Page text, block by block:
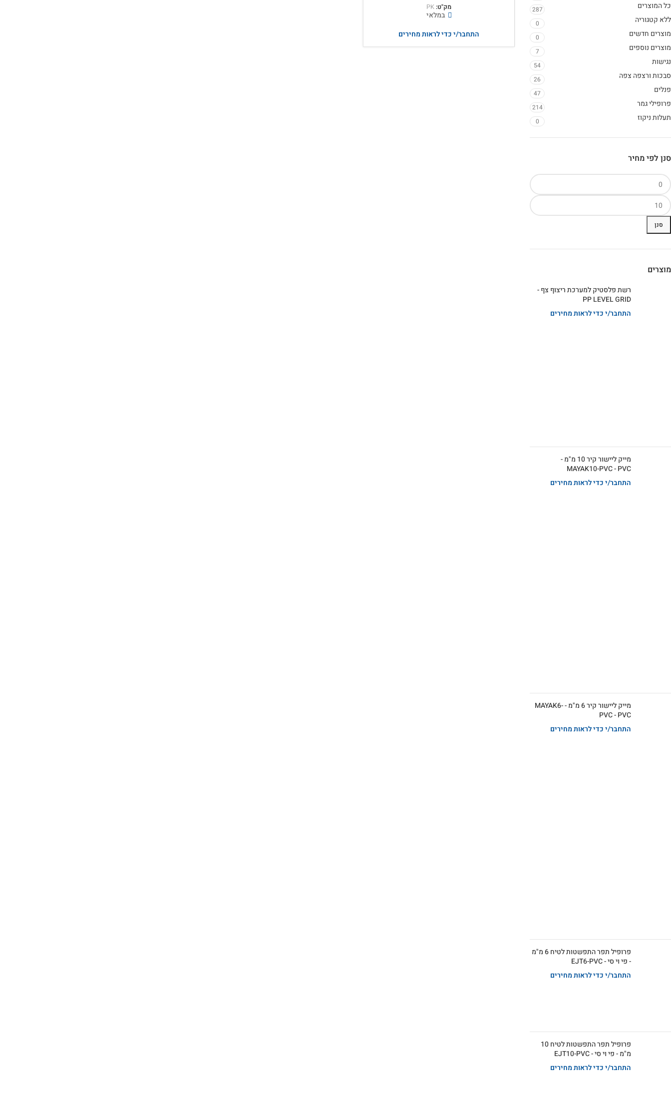
כל המוצרים 287
ללא קטגוריה 0
מוצרים חדשים 0
מוצרים נוספים 7
נגישות 54
סבכות ורצפה צפה 26
פנלים 47
פרופילי גמר 214
תעלות ניקוז 0
סנן לפי מחיר
סנן
מוצרים
רשת פלסטיק למערכת ריצוף צף -
PP LEVEL GRID
התחבר/י כדי לראות מחירים
מייק ליישור קיר 10 מ"מ -
MAYAK10-PVC - PVC
התחבר/י כדי לראות מחירים
מייק ליישור קיר 6 מ"מ - MAYAK6-
PVC - PVC
התחבר/י כדי לראות מחירים
פרופיל תפר התפשטות לטיח 6 מ"מ
- פי וי סי - EJT6-PVC
התחבר/י כדי לראות מחירים
פרופיל תפר התפשטות לטיח 10
מ"מ - פי וי סי - EJT10-PVC
התחבר/י כדי לראות מחירים
מק"ט: PK
במלאי
התחבר/י כדי לראות מחירים